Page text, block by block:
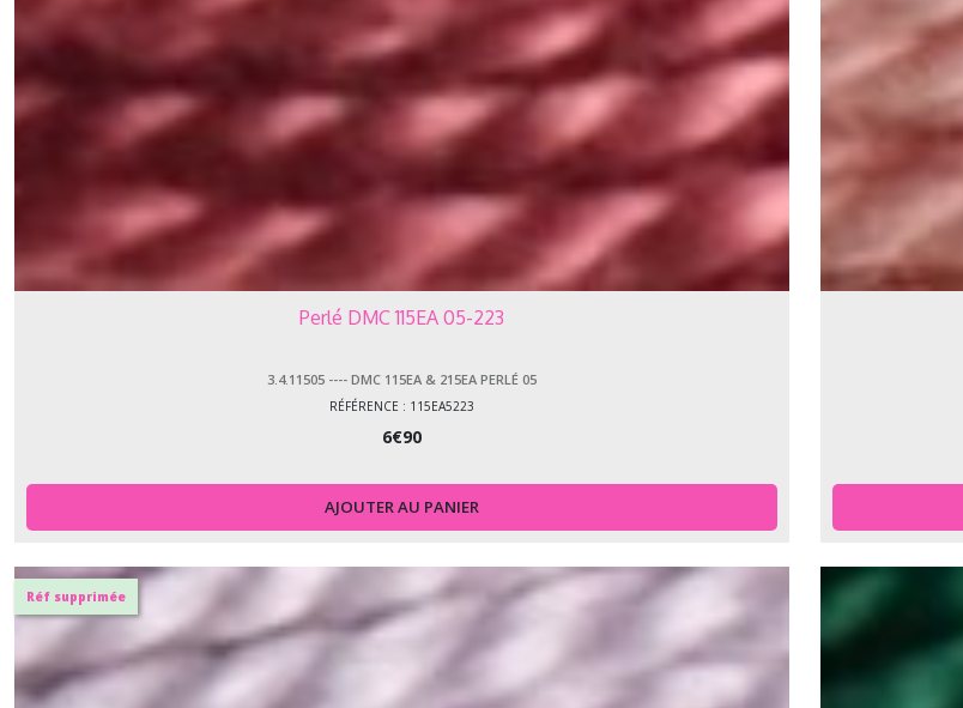
Perlé DMC 115EA 05-223
3.4.11505 ---- DMC 115EA & 215EA PERLÉ 05
RÉFÉRENCE : 115EA5223
6€90
AJOUTER AU PANIER
Réf supprimée